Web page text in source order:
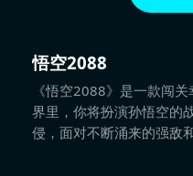
悟空2088
《悟空2088》是一款闯
界里，你将扮演孙悟空的
侵，面对不断涌来的强敌